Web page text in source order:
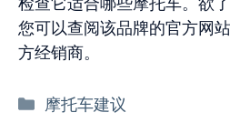
您可以查阅该品牌的官方网
方经销商。
分
摩托车建议